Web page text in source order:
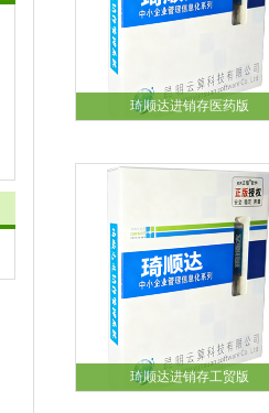
琦顺达进销存医药版
琦顺达进销存工贸版